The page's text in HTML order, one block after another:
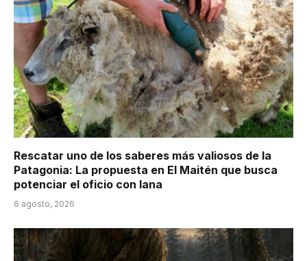
Rescatar uno de los saberes más valiosos de la
Patagonia: La propuesta en El Maitén que busca
potenciar el oficio con lana
6 agosto, 2026